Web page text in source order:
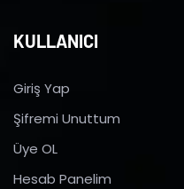
KULLANICI
Giriş Yap
Şifremi Unuttum
Üye OL
Hesab Panelim